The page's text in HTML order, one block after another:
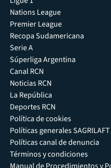
Nations League
Premier League
Recopa Sudamericana
Serie A
Súperliga Argentina
Canal RCN
Noticias RCN
La República
Deportes RCN
Política de cookies
Políticas generales
Políticas canal de denuncia
Términos y condiciones